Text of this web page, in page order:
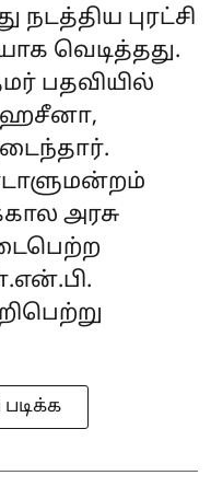
புரட்சி
வெடித்தது.
பதவியில்
ஹசீனா,
அரசு